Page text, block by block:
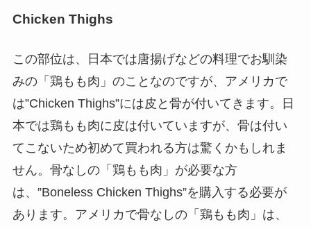
Chicken Thighs
この部位は、日本では唐揚げなどの料理でお馴染
みの「鶏もも肉」のことなのですが、アメリカで
は”Chicken Thighs”には皮と骨が付いてきます。日
本では鶏もも肉に皮は付いていますが、骨は付い
てこないため初めて買われる方は驚くかもしれま
せん。骨なしの「鶏もも肉」が必要な方
は、”Boneless Chicken Thighs”を購入する必要が
あります。アメリカで骨なしの「鶏もも肉」は、